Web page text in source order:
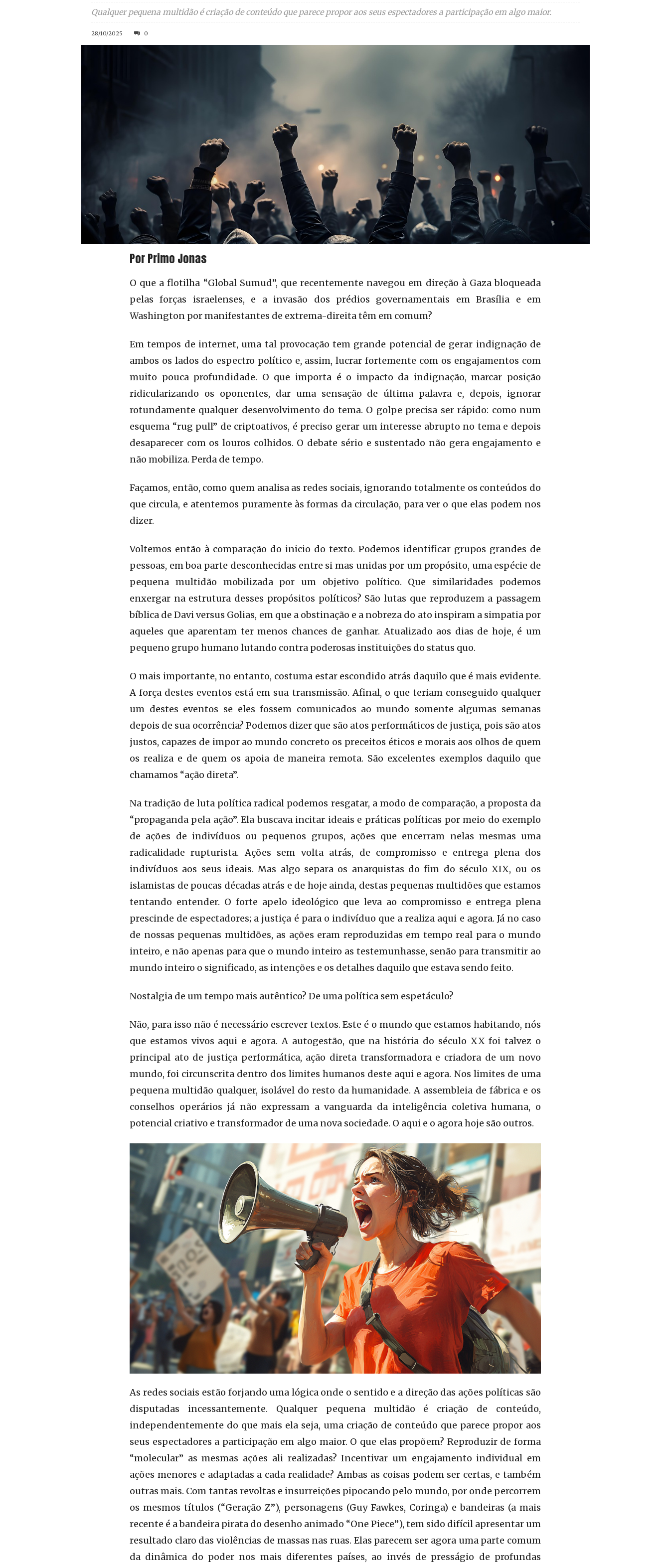
Qualquer pequena multidão é criação de conteúdo que parece propor aos seus espectadores a participação em algo maior.
28/10/2025 0
Por Primo Jonas
O que a flotilha “Global Sumud”, que recentemente navegou em direção à Gaza bloqueada
pelas forças israelenses, e a invasão dos prédios governamentais em Brasília e em
Washington por manifestantes de extrema-direita têm em comum?
Em tempos de internet, uma tal provocação tem grande potencial de gerar indignação de
ambos os lados do espectro político e, assim, lucrar fortemente com os engajamentos com
muito pouca profundidade. O que importa é o impacto da indignação, marcar posição
ridicularizando os oponentes, dar uma sensação de última palavra e, depois, ignorar
rotundamente qualquer desenvolvimento do tema. O golpe precisa ser rápido: como num
esquema “rug pull” de criptoativos, é preciso gerar um interesse abrupto no tema e depois
desaparecer com os louros colhidos. O debate sério e sustentado não gera engajamento e
não mobiliza. Perda de tempo.
Façamos, então, como quem analisa as redes sociais, ignorando totalmente os conteúdos do
que circula, e atentemos puramente às formas da circulação, para ver o que elas podem nos
dizer.
Voltemos então à comparação do inicio do texto. Podemos identificar grupos grandes de
pessoas, em boa parte desconhecidas entre si mas unidas por um propósito, uma espécie de
pequena multidão mobilizada por um objetivo político. Que similaridades podemos
enxergar na estrutura desses propósitos políticos? São lutas que reproduzem a passagem
bíblica de Davi versus Golias, em que a obstinação e a nobreza do ato inspiram a simpatia por
aqueles que aparentam ter menos chances de ganhar. Atualizado aos dias de hoje, é um
pequeno grupo humano lutando contra poderosas instituições do status quo.
O mais importante, no entanto, costuma estar escondido atrás daquilo que é mais evidente.
A força destes eventos está em sua transmissão. Afinal, o que teriam conseguido qualquer
um destes eventos se eles fossem comunicados ao mundo somente algumas semanas
depois de sua ocorrência? Podemos dizer que são atos performáticos de justiça, pois são atos
justos, capazes de impor ao mundo concreto os preceitos éticos e morais aos olhos de quem
os realiza e de quem os apoia de maneira remota. São excelentes exemplos daquilo que
chamamos “ação direta”.
Na tradição de luta política radical podemos resgatar, a modo de comparação, a proposta da
“propaganda pela ação”. Ela buscava incitar ideais e práticas políticas por meio do exemplo
de ações de indivíduos ou pequenos grupos, ações que encerram nelas mesmas uma
radicalidade rupturista. Ações sem volta atrás, de compromisso e entrega plena dos
indivíduos aos seus ideais. Mas algo separa os anarquistas do fim do século XIX, ou os
islamistas de poucas décadas atrás e de hoje ainda, destas pequenas multidões que estamos
tentando entender. O forte apelo ideológico que leva ao compromisso e entrega plena
prescinde de espectadores; a justiça é para o indivíduo que a realiza aqui e agora. Já no caso
de nossas pequenas multidões, as ações eram reproduzidas em tempo real para o mundo
inteiro, e não apenas para que o mundo inteiro as testemunhasse, senão para transmitir ao
mundo inteiro o significado, as intenções e os detalhes daquilo que estava sendo feito.
Nostalgia de um tempo mais autêntico? De uma política sem espetáculo?
Não, para isso não é necessário escrever textos. Este é o mundo que estamos habitando, nós
que estamos vivos aqui e agora. A autogestão, que na história do século XX foi talvez o
principal ato de justiça performática, ação direta transformadora e criadora de um novo
mundo, foi circunscrita dentro dos limites humanos deste aqui e agora. Nos limites de uma
pequena multidão qualquer, isolável do resto da humanidade. A assembleia de fábrica e os
conselhos operários já não expressam a vanguarda da inteligência coletiva humana, o
potencial criativo e transformador de uma nova sociedade. O aqui e o agora hoje são outros.
As redes sociais estão forjando uma lógica onde o sentido e a direção das ações políticas são
disputadas incessantemente. Qualquer pequena multidão é criação de conteúdo,
independentemente do que mais ela seja, uma criação de conteúdo que parece propor aos
seus espectadores a participação em algo maior. O que elas propõem? Reproduzir de forma
“molecular” as mesmas ações ali realizadas? Incentivar um engajamento individual em
ações menores e adaptadas a cada realidade? Ambas as coisas podem ser certas, e também
outras mais. Com tantas revoltas e insurreições pipocando pelo mundo, por onde percorrem
os mesmos títulos (“Geração Z”), personagens (Guy Fawkes, Coringa) e bandeiras (a mais
recente é a bandeira pirata do desenho animado “One Piece”), tem sido difícil apresentar um
resultado claro das violências de massas nas ruas. Elas parecem ser agora uma parte comum
da dinâmica do poder nos mais diferentes países, ao invés de presságio de profundas